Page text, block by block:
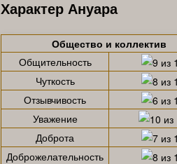
Характер Ануара
Общество и коллектив
Общительность
Чуткость
Отзывчивость
Уважение
Доброта
Доброжелательность